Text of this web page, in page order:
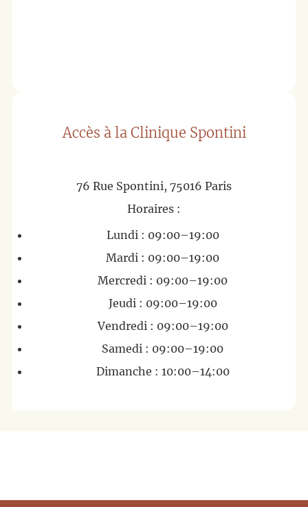
Accès à la Clinique Spontini
76 Rue Spontini, 75016 Paris
Horaires :
Lundi : 09:00–19:00
Mardi : 09:00–19:00
Mercredi : 09:00–19:00
Jeudi : 09:00–19:00
Vendredi : 09:00–19:00
Samedi : 09:00–19:00
Dimanche : 10:00–14:00